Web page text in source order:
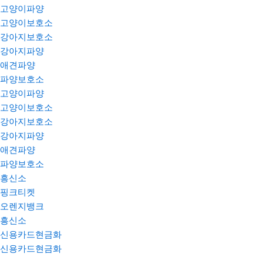
고양이파양
고양이보호소
강아지보호소
강아지파양
애견파양
파양보호소
고양이파양
고양이보호소
강아지보호소
강아지파양
애견파양
파양보호소
흥신소
핑크티켓
오렌지뱅크
흥신소
신용카드현금화
신용카드현금화